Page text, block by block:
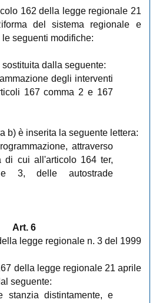
162 della legge regionale 21
del sistema regionale e
le seguenti modifiche:
sostituita dalla seguente:
degli interventi
167 comma 2 e 167
b) è inserita la seguente lettera:
attraverso
di cui all'articolo 164 ter,
3, delle autostrade
Art. 6
legge regionale n. 3 del 1999
della legge regionale 21 aprile
seguente:
stanzia distintamente, e